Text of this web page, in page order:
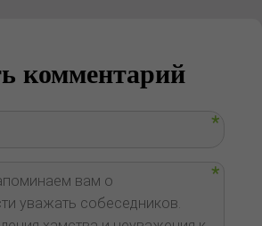
комментарий